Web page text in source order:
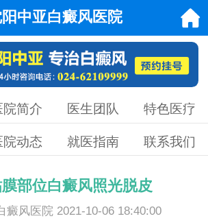
中亚白癜风医院
院简介 医生团队 特色医疗
院动态 就医指南 联系我们
部位白癜风照光脱皮
癜风医院 2021-10-06 18:40:00